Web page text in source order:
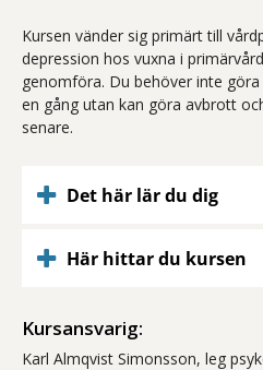
Kursen vänder sig primärt till
depression hos vuxna i
genomföra. Du behöver inte
en gång utan kan göra avbrott
senare.
Det här lär du dig
Här hittar du kursen
Kursansvarig:
Karl Almqvist Simonsson, leg